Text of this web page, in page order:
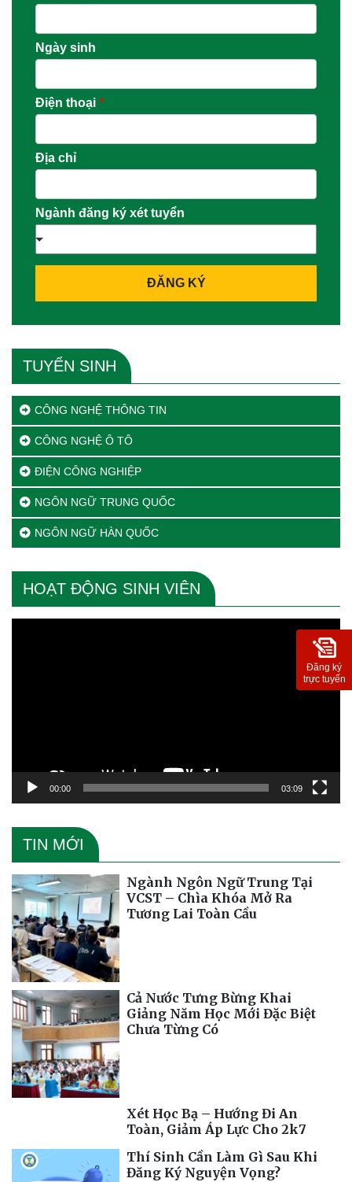
Ngày sinh
Điện thoại *
Địa chỉ
Ngành đăng ký xét tuyển
ĐĂNG KÝ
TUYỂN SINH
CÔNG NGHỆ THÔNG TIN
CÔNG NGHỆ Ô TÔ
ĐIỆN CÔNG NGHIỆP
NGÔN NGỮ TRUNG QUỐC
NGÔN NGỮ HÀN QUỐC
HOẠT ĐỘNG SINH VIÊN
00:00 03:09
TIN MỚI
Ngành Ngôn Ngữ Trung Tại
VCST – Chìa Khóa Mở Ra
Tương Lai Toàn Cầu
Cả Nước Tưng Bừng Khai
Giảng Năm Học Mới Đặc Biệt
Chưa Từng Có
Xét Học Bạ – Hướng Đi An
Toàn, Giảm Áp Lực Cho 2k7
Thí Sinh Cần Làm Gì Sau Khi
Đăng Ký Nguyện Vọng?
Đăng ký
trực tuyến